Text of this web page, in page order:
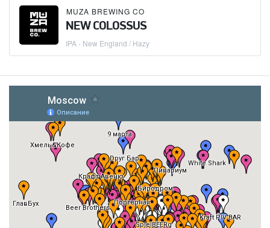
MUZA BREWING CO
NEW COLOSSUS
IPA - New England / Hazy